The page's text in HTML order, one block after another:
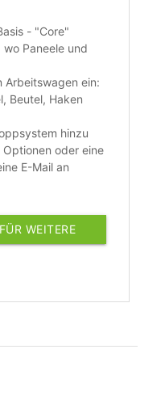
- "Core"
Paneele und
Arbeitswagen ein:
Beutel, Haken
hinzu
oder eine
E-Mail an
WEITERE